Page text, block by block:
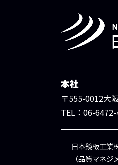
本社
〒555-0012大
TEL：06-
日本鏡板工業
（品質マネ